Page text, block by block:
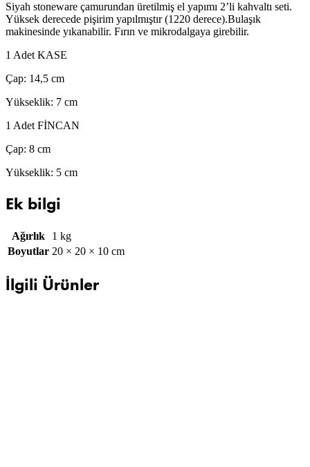
Siyah stoneware çamurundan üretilmiş el yapımı 2’li kahvaltı seti.
Yüksek derecede pişirim yapılmıştır (1220 derece).Bulaşık
makinesinde yıkanabilir. Fırın ve mikrodalgaya girebilir.
1 Adet KASE
Çap: 14,5 cm
Yükseklik: 7 cm
1 Adet FİNCAN
Çap: 8 cm
Yükseklik: 5 cm
Ek bilgi
Ağırlık
1 kg
Boyutlar 20 × 20 × 10 cm
İlgili Ürünler